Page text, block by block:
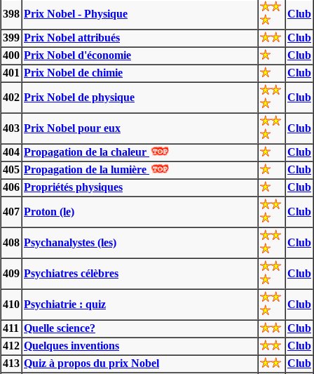
398 Prix Nobel - Physique
Club
399 Prix Nobel attribués
Club
400 Prix Nobel d'économie
Club
401 Prix Nobel de chimie Club
402 Prix Nobel de physique Club
403 Prix Nobel pour eux
Club
404 Propagation de la chaleur
Club
405 Propagation de la lumière
Club
406 Propriétés physiques Club
407 Proton (le) Club
408 Psychanalystes (les) Club
409 Psychiatres célèbres Club
410 Psychiatrie : quiz
Club
411 Quelle science?
Club
412 Quelques inventions
Club
413 Quiz à propos du prix Nobel
Club